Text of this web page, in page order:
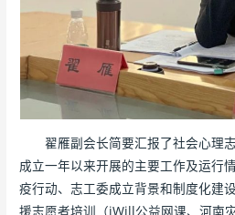
翟雁副会长简要汇报了社会心理志
成立一年以来开展的主要工作及运行
疫行动、志工委成立背景和制度化建
援志愿者培训（iWill公益网课、河南